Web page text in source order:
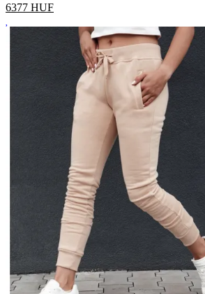
6377 HUF